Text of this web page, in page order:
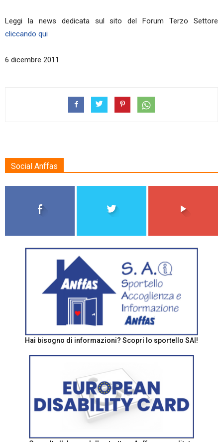
Leggi la news dedicata sul sito del Forum Terzo Settore
cliccando qui
6 dicembre 2011
Social Anffas
Hai bisogno di informazioni? Scopri lo sportello SAI!